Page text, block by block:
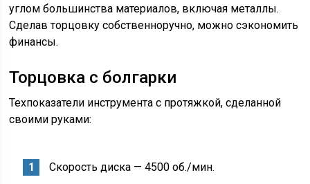
углом большинства материалов, включая металлы.
Сделав торцовку собственноручно, можно сэкономить
финансы.
Торцовка с болгарки
Техпоказатели инструмента с протяжкой, сделанной
своими руками:
Скорость диска — 4500 об./мин.